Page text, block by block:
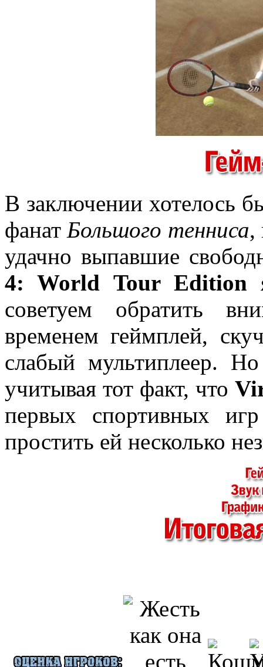
В заключении хотелось
фанатБольшого тенниса,
удачно выпавшие
4: World Tour Edition
советуем обратить
временем геймплей,
слабый мультиплеер.
учитывая тот факт, что
первых спортивных
простить ей несколько